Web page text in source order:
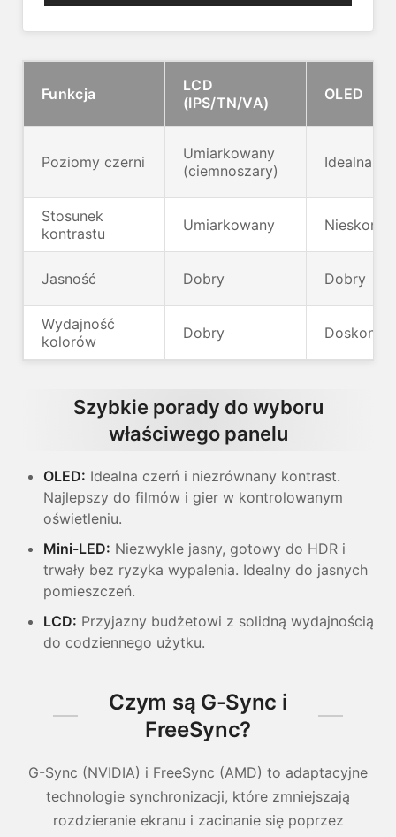
Funkcja
LCD
(IPS/TN/VA)
OLED
Poziomy czerni
Umiarkowany
(ciemnoszary)
Idealna
Stosunek
kontrastu
Umiarkowany
Jasność Dobry Dobry
Wydajność
kolorów
Dobry Doskonały
Szybkie porady do wyboru
właściwego panelu
OLED: Idealna czerń i niezrównany kontrast.
Najlepszy do filmów i gier w kontrolowanym
oświetleniu.
Mini-LED: Niezwykle jasny, gotowy do HDR i
trwały bez ryzyka wypalenia. Idealny do jasnych
pomieszczeń.
LCD: Przyjazny budżetowi z solidną wydajnością
do codziennego użytku.
Czym są G-Sync i
FreeSync?
G-Sync (NVIDIA) i FreeSync (AMD) to adaptacyjne
technologie synchronizacji, które zmniejszają
rozdzieranie ekranu i zacinanie się poprzez